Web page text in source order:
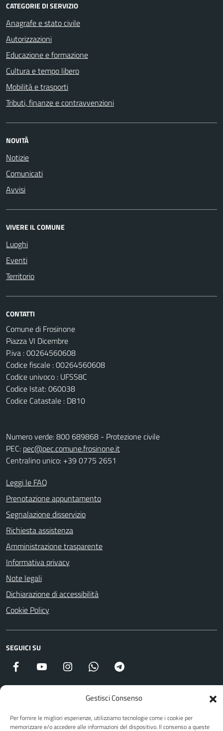
Gestisci Consenso
Per fornire le migliori esperienze, utilizziamo tecnologie come i cookie per
memorizzare e/o accedere alle informazioni del dispositivo. Il consenso a queste
CATEGORIE DI SERVIZIO
Anagrafe e stato civile
Autorizzazioni
Educazione e formazione
Cultura e tempo libero
Mobilità e trasporti
Tributi, finanze e contravvenzioni
NOVITÀ
Notizie
Comunicati
Avvisi
VIVERE IL COMUNE
Luoghi
Eventi
Territorio
CONTATTI
Comune di Frosinone
Piazza VI Dicembre
P.iva : 00264560608
Codice fiscale : 00264560608
Codice univoco : UFSS8C
Codice Istat: 060038
Codice Catastale : D810
Numero verde: 800 689868 - Protezione civile
PEC: pec@pec.comune.frosinone.it
Centralino unico: +39 0775 2651
Leggi le FAQ
Prenotazione appuntamento
Segnalazione disservizio
Richiesta assistenza
Amministrazione trasparente
Informativa privacy
Note legali
Dichiarazione di accessibilità
Cookie Policy
SEGUICI SU
Facebook YouTube Instagram WhatsApp
Piano di miglioramento del sito